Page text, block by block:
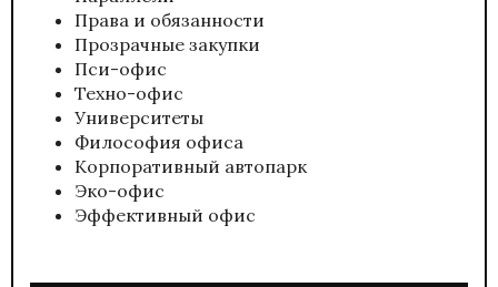
Права и обязанности
Прозрачные закупки
Пси-офис
Техно-офис
Университеты
Философия офиса
Корпоративный автопарк
Эко-офис
Эффективный офис